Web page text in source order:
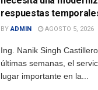
respuestas
BY ADMIN AGOSTO 5, 2026
Ing. Nanik Singh
últimas semanas, el
lugar importante en la...